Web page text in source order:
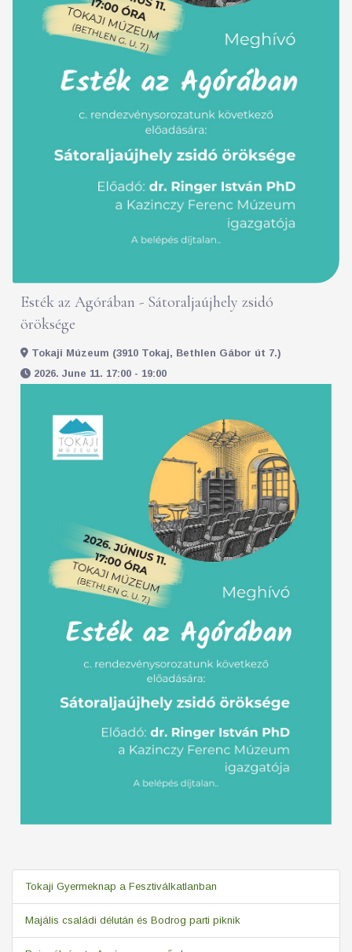
Esték az Agórában - Sátoraljaújhely zsidó
öröksége
Tokaji Múzeum (3910 Tokaj, Bethlen Gábor út 7.)
2026. June 11. 17:00 - 19:00
Tokaji Gyermeknap a Fesztiválkatlanban
Majális családi délután és Bodrog parti piknik